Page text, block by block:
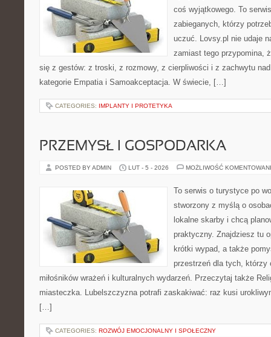
coś wyjątkowego. To
zabieganych, którzy
uczuć. Lovsy.pl nie udaje
zamiast tego przypomina,
się z gestów: z troski, z rozmowy, z cierpliwości i z zachwytu
kategorie Empatia i Samoakceptacja. W świecie, […]
CATEGORIES: IMPLANTY I PROTETYKA
PRZEMYSŁ I GOSPODARKA
POSTED BY ADMIN LUT - 5 - 2026 MOŻLIWOŚĆ
To serwis o turystyce po
stworzony z myślą o
lokalne skarby i chcą
praktyczny. Znajdziesz tu
krótki wypad, a także
przestrzeń dla tych, którzy
miłośników wrażeń i kulturalnych wydarzeń. Przeczytaj także
miasteczka. Lubelszczyzna potrafi zaskakiwać: raz kusi
[…]
CATEGORIES: ROZWÓJ EMOCJONALNY I SPOŁECZNY